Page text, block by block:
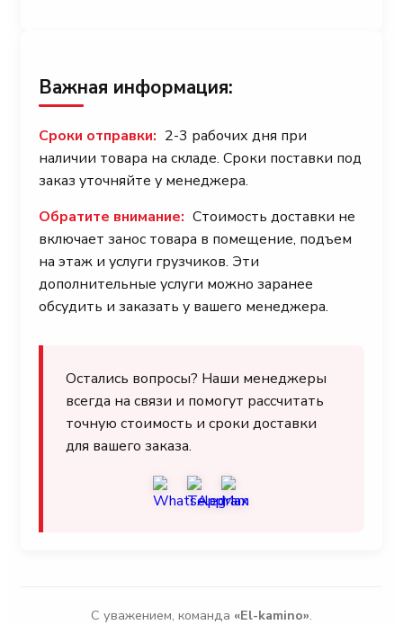
Важная информация:
Сроки отправки: 2-3 рабочих дня при
наличии товара на складе. Сроки поставки под
заказ уточняйте у менеджера.
Обратите внимание: Стоимость доставки не
включает занос товара в помещение, подъем
на этаж и услуги грузчиков. Эти
дополнительные услуги можно заранее
обсудить и заказать у вашего менеджера.
Остались вопросы? Наши менеджеры
всегда на связи и помогут рассчитать
точную стоимость и сроки доставки
для вашего заказа.
С уважением, команда «El-kamino».